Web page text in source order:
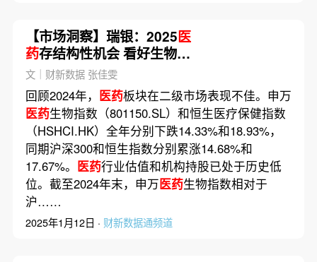
【市场洞察】瑞银：2025医
药存结构性机会 看好生物科
技 和互联网医疗
文｜财新数据 张佳雯
回顾2024年， 医药板块在二级市场表现不佳。申万
医药生物指数（801150.SL）和恒生医疗保健指数
（HSHCI.HK）全年分别下跌14.33%和18.93%，
同期沪深300和恒生指数分别累涨14.68%和
17.67%。 医药行业估值和机构持股已处于历史低
位。截至2024年末，申万医药生物指数相对于
沪……
2025年1月12日 · 财新数据通频道